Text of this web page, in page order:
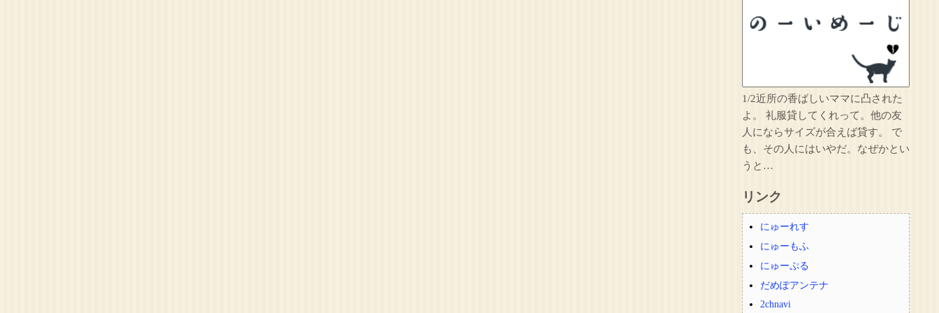
1/2近所の香ばしいママに凸された
よ。 礼服貸してくれって。他の友
人にならサイズが合えば貸す。 で
も、その人にはいやだ。なぜかとい
うと…
リンク
にゅーれす
にゅーもふ
にゅーぷる
だめぽアンテナ
2chnavi